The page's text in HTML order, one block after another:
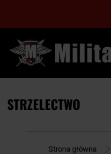
STRZELECTWO
Strona główna